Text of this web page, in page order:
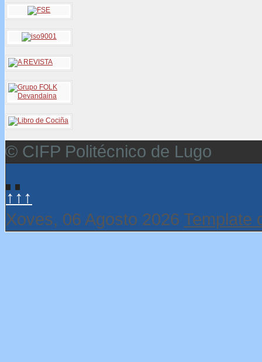
© CIFP Politécnico de Lugo
↑↑↑
Xoves, 06 Agosto 2026 Template